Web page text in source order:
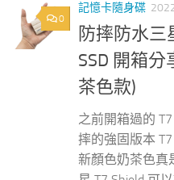
0
記憶卡隨身碟
防摔防水三
SSD 開箱分
茶色款)
之前開箱過的
摔的強固版本
新顏色奶茶色真